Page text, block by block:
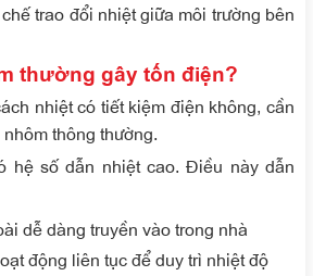
trao đổi nhiệt giữa môi trường bên
thường gây tốn điện?
nhiệt có tiết kiệm điện không, cần
thông thường.
hệ số dẫn nhiệt cao. Điều này dẫn
dễ dàng truyền vào trong nhà
động liên tục để duy trì nhiệt độ